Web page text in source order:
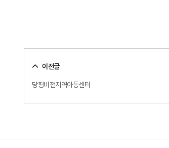
이전글
당평비전지역아동센터